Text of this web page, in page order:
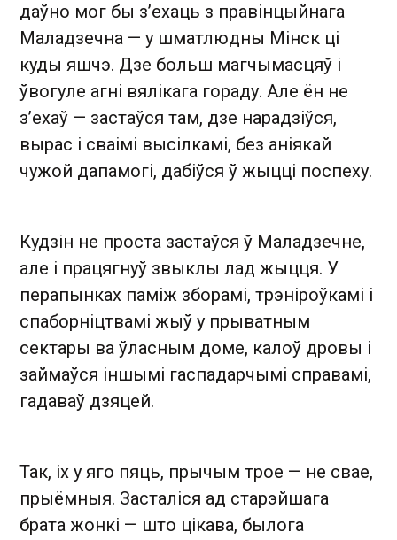
даўно мог бы з’ехаць з правінцыйнага
Маладзечна — у шматлюдны Мінск ці
куды яшчэ. Дзе больш магчымасцяў і
ўвогуле агні вялікага гораду. Але ён не
з’ехаў — застаўся там, дзе нарадзіўся,
вырас і сваімі высілкамі, без аніякай
чужой дапамогі, дабіўся ў жыцці поспеху.
Кудзін не проста застаўся ў Маладзечне,
але і працягнуў звыклы лад жыцця. У
перапынках паміж зборамі, трэніроўкамі і
спаборніцтвамі жыў у прыватным
сектары ва ўласным доме, калоў дровы і
займаўся іншымі гаспадарчымі справамі,
гадаваў дзяцей.
Так, іх у яго пяць, прычым трое — не свае,
прыёмныя. Засталіся ад старэйшага
брата жонкі — што цікава, былога